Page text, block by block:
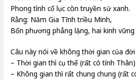
Phong tình cổ lục còn truyền sử xanh.
Rằng: Năm Gia Tĩnh triều Minh,
Bốn phương phẳng lặng, hai kinh vững
Câu này nói về không thời gian của
– Thời gian thì cụ thể (rất có tính Thân)
– Không gian thì rất chung chung (rất